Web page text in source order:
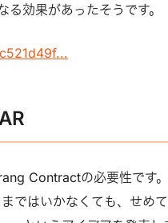
効果があったそうです。
Contractの必要性です
ではいかなくても、せめ